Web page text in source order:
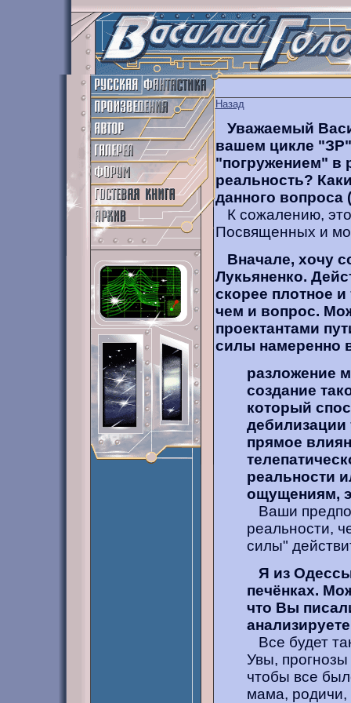
Назад
Уважаемый
вашем цикле
"погружением" в
реальность?
данного вопроса
К сожалению, это
Посвященных и
Вначале, хочу
Лукьяненко.
скорее плотное
чем и вопрос.
проектантами
силы намеренно
разложение
создание
который
дебилизации
прямое
реальности
ощущениям,
Ваши
реальности,
силы"
Я из
печёнках.
что Вы
Все будет
Увы,
чтобы все
мама, родичи,